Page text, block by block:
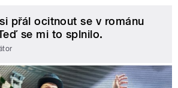
přál ocitnout se v románu
se mi to splnilo.